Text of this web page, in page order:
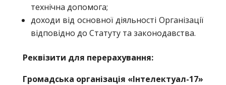
технічна допомога;
доходи від основної діяльності Організації
відповідно до Статуту та законодавства.
Реквізити для перерахування:
Громадська організація «Інтелектуал-17»